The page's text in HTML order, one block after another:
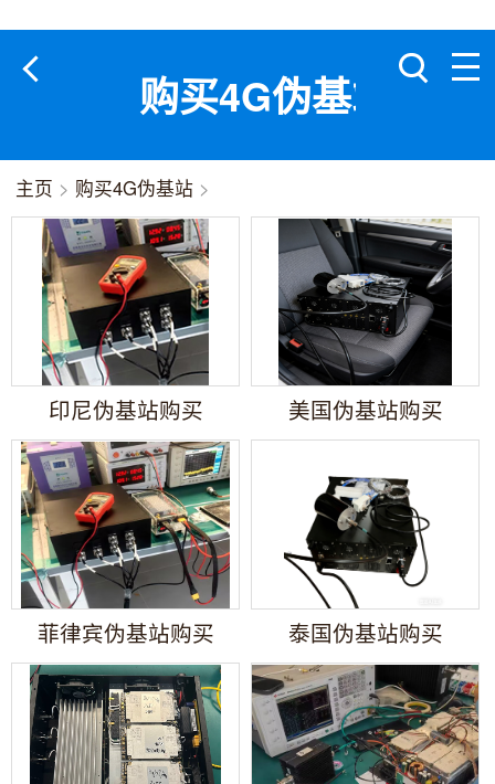
购买4G伪基站
主页 > 购买4G伪基站 >
印尼伪基站购买 美国伪基站购买
菲律宾伪基站购买 泰国伪基站购买